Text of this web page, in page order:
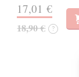
17,01 €
18,90 € ?